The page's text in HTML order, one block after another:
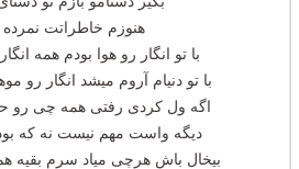
هنوزم خاطراتت نمرده
با تو انگار رو هوا بودم همه
با تو دنیام آروم میشد انگار رو
اگه ول کردی رفتی همه چی رو
دیگه واست مهم نیست نه که
بیخال باش هرچی میاد سرم بقیه هم